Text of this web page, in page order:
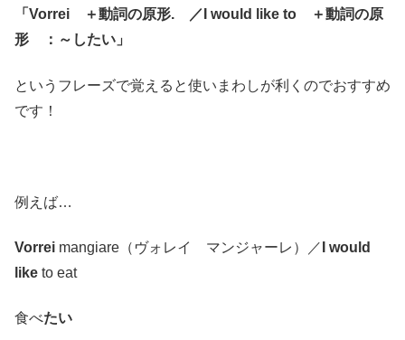
「Vorrei ＋動詞の原形. ／I would like to ＋動詞の原
形 ：～したい」
というフレーズで覚えると使いまわしが利くのでおすすめ
です！
例えば…
Vorrei mangiare（ヴォレイ マンジャーレ）／ I would
like to eat
食べたい